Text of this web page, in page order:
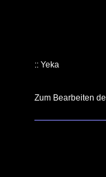
:: Yeka
Zum Bearbeiten